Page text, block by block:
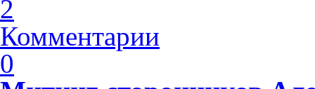
2
Комментарии
0